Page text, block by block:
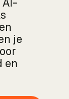
je
en